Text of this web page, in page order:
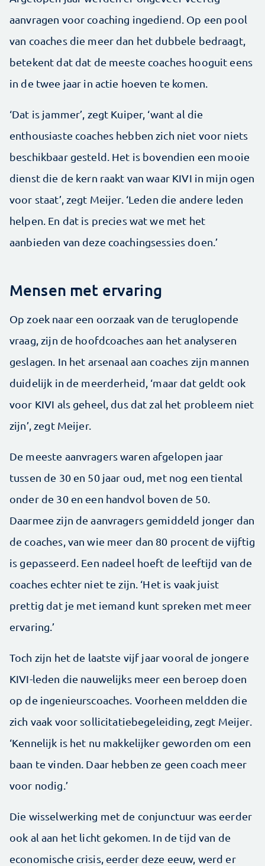
aanvragen voor coaching ingediend. Op een pool
van coaches die meer dan het dubbele bedraagt,
betekent dat dat de meeste coaches hooguit eens
in de twee jaar in actie hoeven te komen.
‘Dat is jammer’, zegt Kuiper, ‘want al die
enthousiaste coaches hebben zich niet voor niets
beschikbaar gesteld. Het is bovendien een mooie
dienst die de kern raakt van waar KIVI in mijn ogen
voor staat’, zegt Meijer. ‘Leden die andere leden
helpen. En dat is precies wat we met het
aanbieden van deze coachingsessies doen.’
Mensen met ervaring
Op zoek naar een oorzaak van de teruglopende
vraag, zijn de hoofdcoaches aan het analyseren
geslagen. In het arsenaal aan coaches zijn mannen
duidelijk in de meerderheid, ‘maar dat geldt ook
voor KIVI als geheel, dus dat zal het probleem niet
zijn’, zegt Meijer.
De meeste aanvragers waren afgelopen jaar
tussen de 30 en 50 jaar oud, met nog een tiental
onder de 30 en een handvol boven de 50.
Daarmee zijn de aanvragers gemiddeld jonger dan
de coaches, van wie meer dan 80 procent de vijftig
is gepasseerd. Een nadeel hoeft de leeftijd van de
coaches echter niet te zijn. ‘Het is vaak juist
prettig dat je met iemand kunt spreken met meer
ervaring.’
Toch zijn het de laatste vijf jaar vooral de jongere
KIVI-leden die nauwelijks meer een beroep doen
op de ingenieurscoaches. Voorheen meldden die
zich vaak voor sollicitatiebegeleiding, zegt Meijer.
‘Kennelijk is het nu makkelijker geworden om een
baan te vinden. Daar hebben ze geen coach meer
voor nodig.’
Die wisselwerking met de conjunctuur was eerder
ook al aan het licht gekomen. In de tijd van de
economische crisis, eerder deze eeuw, werd er